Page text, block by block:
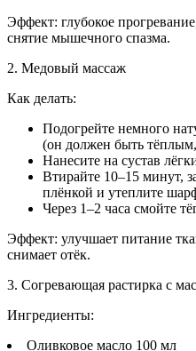
Эффект: глубокое
снятие мышечного спазма.
2. Медовый массаж
Как делать:
Подогрейте немного
(он должен быть
Нанесите на сустав
Втирайте 10–15 минут,
плёнкой и утеплите
Через 1–2 часа смойте
Эффект: улучшает питание
снимает отёк.
3. Согревающая растирка с
Ингредиенты:
Оливковое масло 100 мл